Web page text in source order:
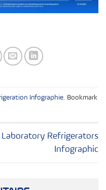
Infographie. Bookmark
Laboratory Refrigerators
Infographic